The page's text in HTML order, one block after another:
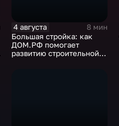
4 августа
8 мин
Большая стройка: как
ДОМ.РФ помогает
развитию строительной